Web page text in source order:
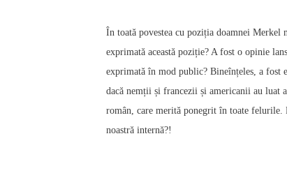
În toată povestea cu poziția doamnei Merkel
exprimată această poziție? A fost o opinie
exprimată în mod public? Bineînțeles, a
dacă nemții și francezii și americanii au luat
român, care merită ponegrit în toate
noastră internă?!